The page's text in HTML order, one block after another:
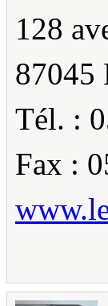
128
87045
Tél. :
Fax :